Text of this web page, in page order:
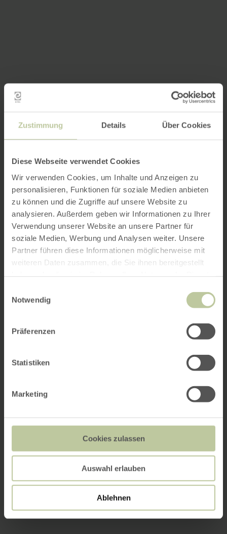
Zustimmung Details Über Cookies
Diese Webseite verwendet Cookies
Wir verwenden Cookies, um Inhalte und Anzeigen zu
personalisieren, Funktionen für soziale Medien anbieten
zu können und die Zugriffe auf unsere Website zu
analysieren. Außerdem geben wir Informationen zu Ihrer
Verwendung unserer Website an unsere Partner für
soziale Medien, Werbung und Analysen weiter. Unsere
Partner führen diese Informationen möglicherweise mit
weiteren Daten zusammen, die Sie ihnen bereitgestellt
Notwendig
Präferenzen
Statistiken
Marketing
Cookies zulassen
Auswahl erlauben
Ablehnen